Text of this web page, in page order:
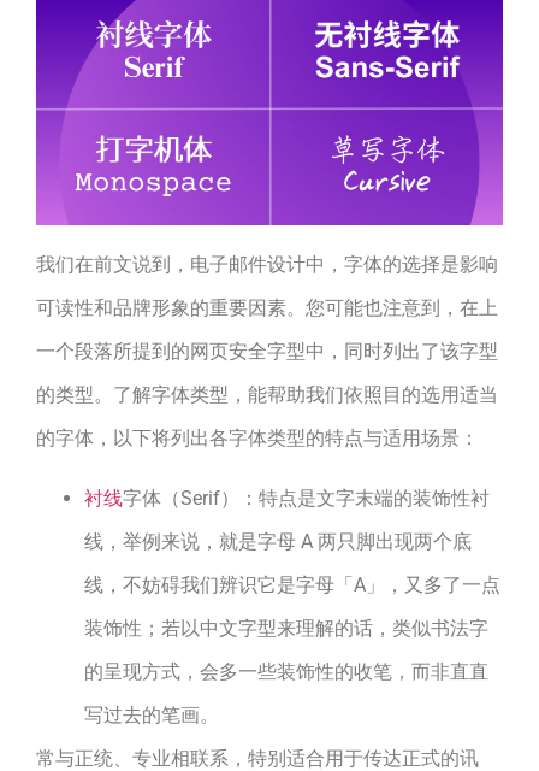
我们在前文说到，电子邮件设计中，字体的选择是影响
可读性和品牌形象的重要因素。您可能也注意到，在上
一个段落所提到的网页安全字型中，同时列出了该字型
的类型。了解字体类型，能帮助我们依照目的选用适当
的字体，以下将列出各字体类型的特点与适用场景：
衬线字体（Serif）：特点是文字末端的装饰性衬
线，举例来说，就是字母 A 两只脚出现两个底
线，不妨碍我们辨识它是字母「A」，又多了一点
装饰性；若以中文字型来理解的话，类似书法字
的呈现方式，会多一些装饰性的收笔，而非直直
写过去的笔画。
常与正统、专业相联系，特别适合用于传达正式的讯